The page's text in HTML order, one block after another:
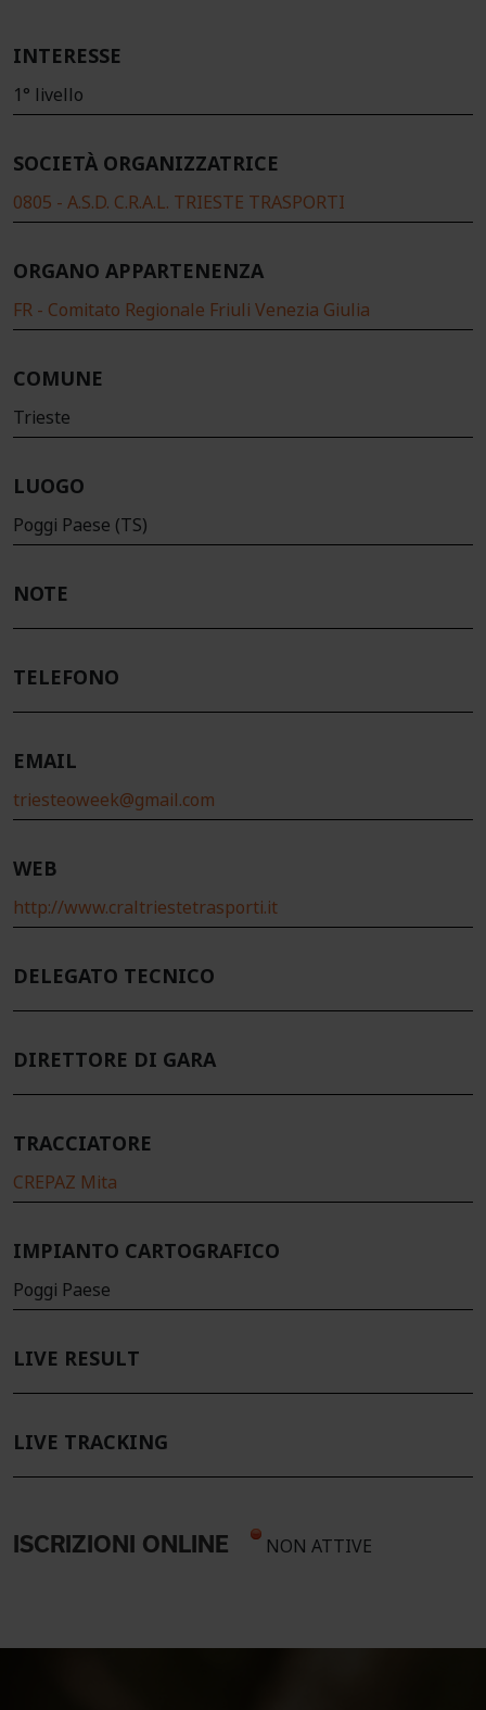
INTERESSE
1° livello
SOCIETÀ ORGANIZZATRICE
0805 - A.S.D. C.R.A.L. TRIESTE TRASPORTI
ORGANO APPARTENENZA
FR - Comitato Regionale Friuli Venezia Giulia
COMUNE
Trieste
LUOGO
Poggi Paese (TS)
NOTE
TELEFONO
EMAIL
triesteoweek@gmail.com
WEB
http://www.craltriestetrasporti.it
DELEGATO TECNICO
DIRETTORE DI GARA
TRACCIATORE
CREPAZ Mita
IMPIANTO CARTOGRAFICO
Poggi Paese
LIVE RESULT
LIVE TRACKING
ISCRIZIONI ONLINE NON ATTIVE